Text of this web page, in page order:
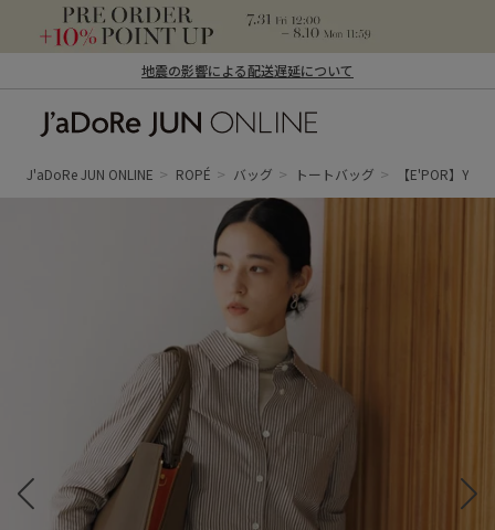
地震の影響による配送遅延について
ン オンライン）
J'aDoRe JUN ONLINE ROPÉ バッグ トートバッグ 【E'POR】Y